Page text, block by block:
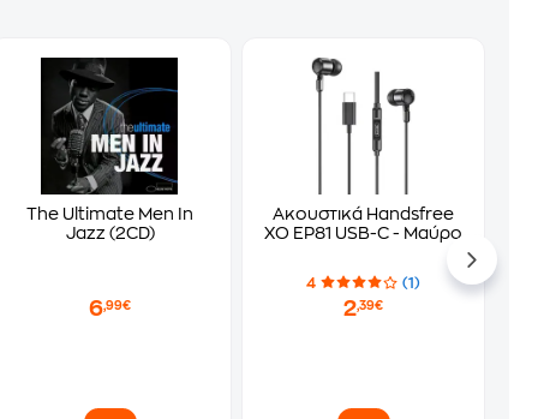
The Ultimate Men In
Jazz (2CD)
6,99€
Ακουστικά Handsfree
XO EP81 USB-C - Μαύρο
4 (1)
2,39€